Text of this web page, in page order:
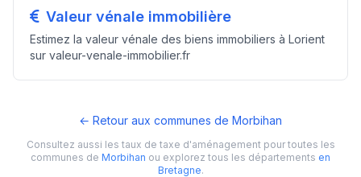
Valeur vénale immobilière
Estimez la valeur vénale des biens immobiliers à Lorient
sur valeur-venale-immobilier.fr
← Retour aux communes de Morbihan
Consultez aussi les taux de taxe d'aménagement pour toutes les
communes de Morbihan ou explorez tous les départements en
Bretagne.